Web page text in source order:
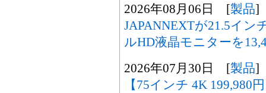
2026年08月06日 [製品]
JAPANNEXTが21.5イン
ルHD液晶モニターを
2026年07月30日 [製品]
【75インチ 4K 199,980